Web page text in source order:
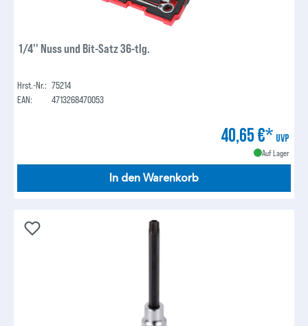
1/4'' Nuss und Bit-Satz 36-tlg.
Hrst.-Nr.: 75214
EAN:
4713268470053
40,65 €* UVP
Auf Lager
In den Warenkorb